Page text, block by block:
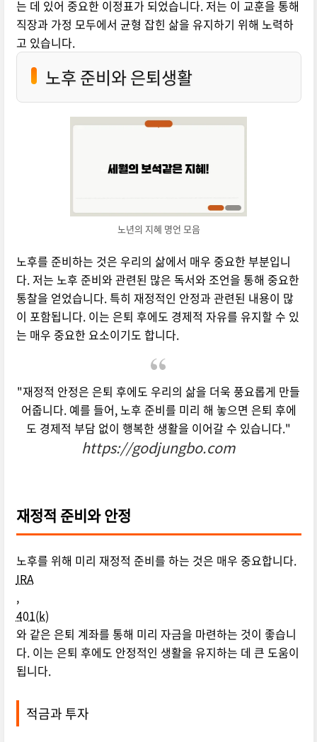
는 데 있어 중요한 이정표가 되었습니다. 저는 이 교훈을 통해
직장과 가정 모두에서 균형 잡힌 삶을 유지하기 위해 노력하
고 있습니다.
노후 준비와 은퇴생활
노년의 지혜 명언 모음
노후를 준비하는 것은 우리의 삶에서 매우 중요한 부분입니
다. 저는 노후 준비와 관련된 많은 독서와 조언을 통해 중요한
통찰을 얻었습니다. 특히 재정적인 안정과 관련된 내용이 많
이 포함됩니다. 이는 은퇴 후에도 경제적 자유를 유지할 수 있
는 매우 중요한 요소이기도 합니다.
"재정적 안정은 은퇴 후에도 우리의 삶을 더욱 풍요롭게 만들
어줍니다. 예를 들어, 노후 준비를 미리 해 놓으면 은퇴 후에
도 경제적 부담 없이 행복한 생활을 이어갈 수 있습니다."
https://godjungbo.com
재정적 준비와 안정
노후를 위해 미리 재정적 준비를 하는 것은 매우 중요합니다.
IRA
,
401(k)
와 같은 은퇴 계좌를 통해 미리 자금을 마련하는 것이 좋습니
다. 이는 은퇴 후에도 안정적인 생활을 유지하는 데 큰 도움이
됩니다.
적금과 투자